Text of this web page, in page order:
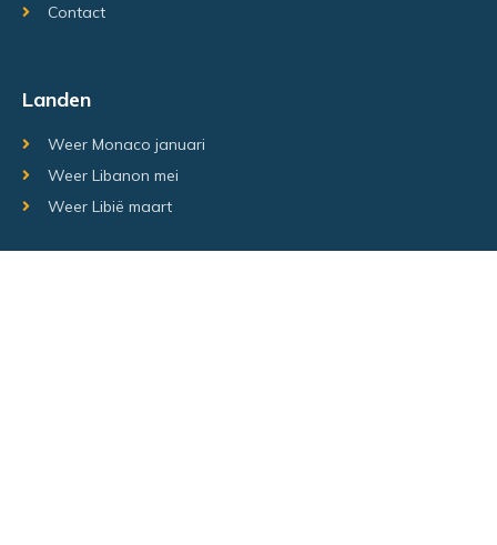
Contact
Landen
Weer Monaco januari
Weer Libanon mei
Weer Libië maart